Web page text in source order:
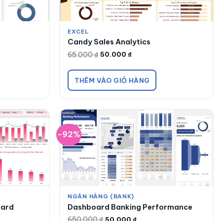
EXCEL
Candy Sales Analytics
65.000₫
Giá
là:
65.000 ₫.
50.000₫
Giá
tại
50.000 ₫.
THÊM VÀO GIỎ HÀNG
-92%
NGÂN HÀNG (BANK)
Dashboard Banking Performance
50.000 ₫